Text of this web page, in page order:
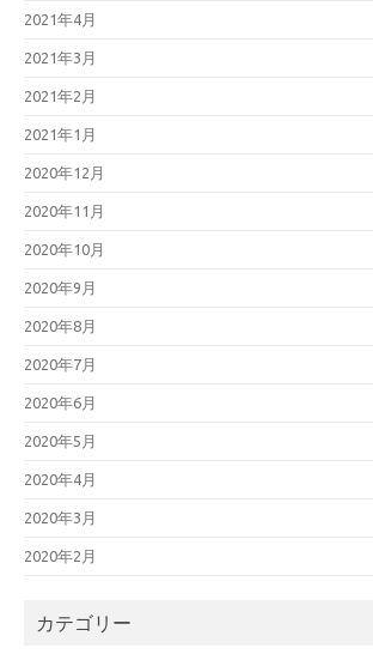
2021年4月
2021年3月
2021年2月
2021年1月
2020年12月
2020年11月
2020年10月
2020年9月
2020年8月
2020年7月
2020年6月
2020年5月
2020年4月
2020年3月
2020年2月
カテゴリー